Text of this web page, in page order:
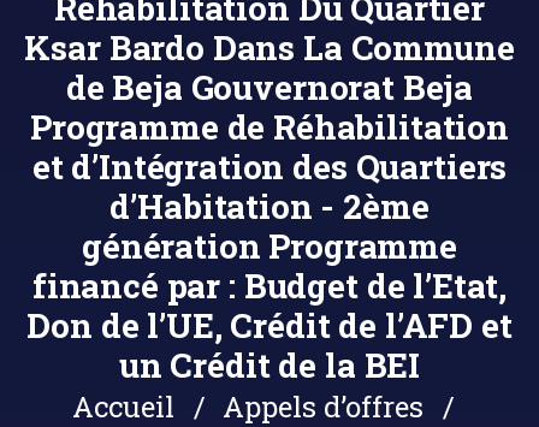
Ksar Bardo Dans La Commune
de Beja Gouvernorat Beja
Programme de Réhabilitation
et d’Intégration des Quartiers
d’Habitation - 2ème
génération Programme
financé par : Budget de l’Etat,
Don de l’UE, Crédit de l’AFD et
un Crédit de la BEI
Accueil
Appels d’offres